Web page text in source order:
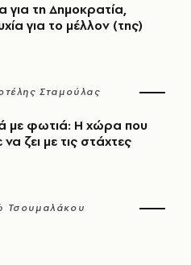
για τη Δημοκρατία,
για το μέλλον (της)
Σταμούλας
με φωτιά: Η χώρα που
ζει με τις στάχτες
Τσουμαλάκου